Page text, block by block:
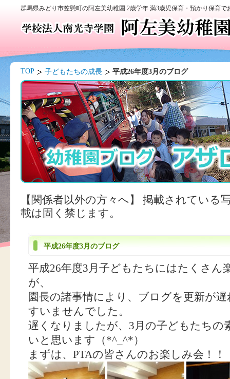
群馬県みどり市笠懸町の阿左美幼稚園 2歳学年 満3歳児保育・預かり保育
TOP 子どもたちの成長 平成26年度3月のブログ
【関係者以外の方々へ】 掲載されている
載は固く禁じます。
平成26年度3月のブログ
平成26年度3月子どもたちにはたくさん
が、
園長の諸事情により、ブログを更新が
すいませんでした。
遅くなりましたが、3月の子どもたちの
いと思います（*^_^*）
まずは、PTAの皆さんのお楽しみ会！！